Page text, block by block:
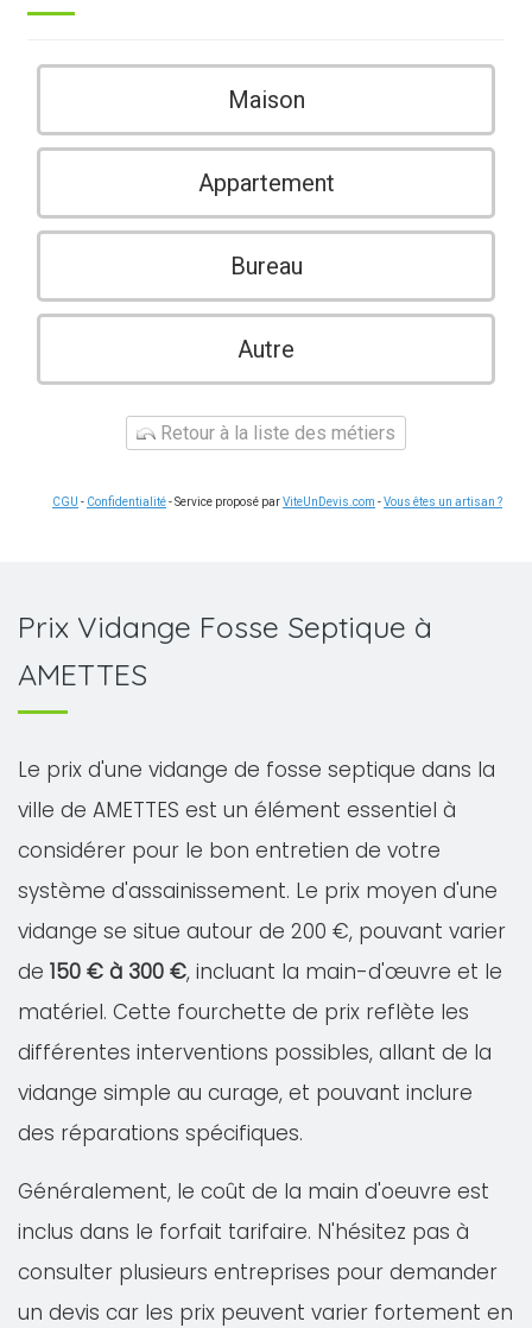
Maison
Appartement
Bureau
Autre
Retour à la liste des métiers
CGU - Confidentialité- Service proposé parViteUnDevis.com -Vous êtes un artisan ?
Prix Vidange Fosse Septique à
AMETTES
Le prix d'une vidange de fosse septique dans la
ville de AMETTES est un élément essentiel à
considérer pour le bon entretien de votre
système d'assainissement. Le prix moyen d'une
vidange se situe autour de 200 €, pouvant varier
de 150 € à 300 €, incluant la main-d'œuvre et le
matériel. Cette fourchette de prix reflète les
différentes interventions possibles, allant de la
vidange simple au curage, et pouvant inclure
des réparations spécifiques.
Généralement, le coût de la main d'oeuvre est
inclus dans le forfait tarifaire. N'hésitez pas à
consulter plusieurs entreprises pour demander
un devis car les prix peuvent varier fortement en